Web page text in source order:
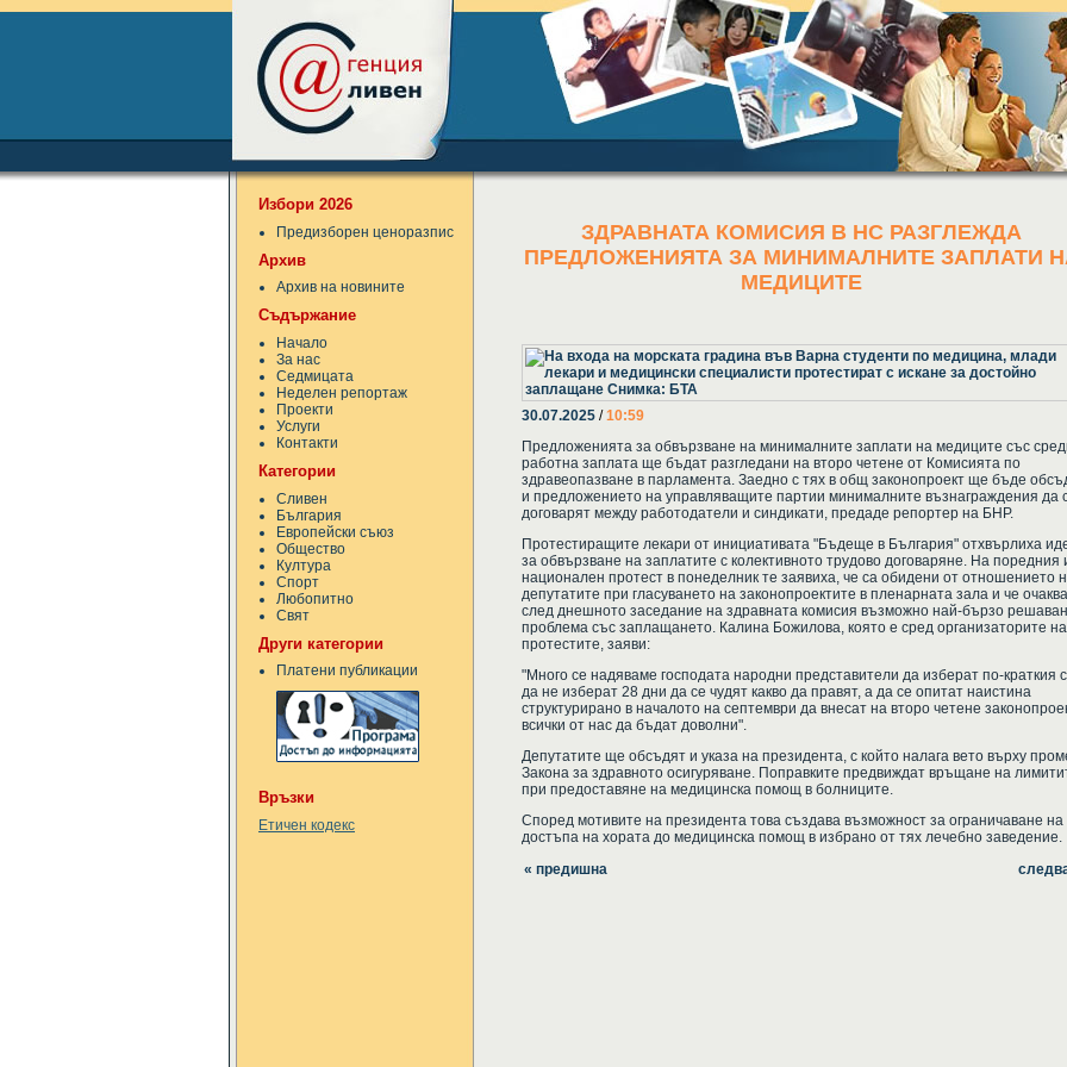
Избори 2026
Предизборен ценоразпис
Архив
Архив на новините
Съдържание
Начало
За нас
Седмицата
Неделен репортаж
Проекти
Услуги
Контакти
Категории
Сливен
България
Европейски съюз
Общество
Култура
Спорт
Любопитно
Свят
Други категории
Платени публикации
Връзки
Етичен кодекс
ЗДРАВНАТА КОМИСИЯ В НС РАЗГЛЕЖДА
ПРЕДЛОЖЕНИЯТА ЗА МИНИМАЛНИТЕ ЗАПЛАТИ
МЕДИЦИТЕ
30.07.2025 /10:59
Предложенията за обвързване на минималните заплати на медиците със
работна заплата ще бъдат разгледани на второ четене от Комисията по
здравеопазване в парламента. Заедно с тях в общ законопроект ще бъде
и предложението на управляващите партии минималните възнаграждения да
договарят между работодатели и синдикати, предаде репортер на БНР.
Протестиращите лекари от инициативата "Бъдеще в България" отхвърлиха
за обвързване на заплатите с колективното трудово договаряне. На поредния
национален протест в понеделник те заявиха, че са обидени от отношението
депутатите при гласуването на законопроектите в пленарната зала и че
след днешното заседание на здравната комисия възможно най-бързо
проблема със заплащането. Калина Божилова, която е сред организаторите на
протестите, заяви:
"Много се надяваме господата народни представители да изберат по-краткия
да не изберат 28 дни да се чудят какво да правят, а да се опитат наистина
структурирано в началото на септември да внесат на второ четене
всички от нас да бъдат доволни".
Депутатите ще обсъдят и указа на президента, с който налага вето върху
Закона за здравното осигуряване. Поправките предвиждат връщане на
при предоставяне на медицинска помощ в болниците.
Според мотивите на президента това създава възможност за ограничаване на
достъпа на хората до медицинска помощ в избрано от тях лечебно заведение.
« предишна